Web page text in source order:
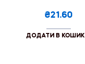
₴21.60
ДОДАТИ В КОШИК